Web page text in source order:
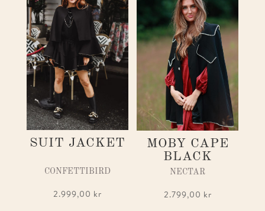
SUIT JACKET
CONFETTIBIRD
2.999,00 kr
MOBY CAPE
BLACK
NECTAR
2.799,00 kr